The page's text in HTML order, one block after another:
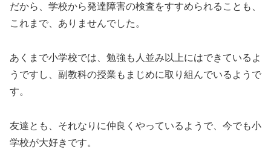
だから、学校から発達障害の検査をすすめられることも、
これまで、ありませんでした。
あくまで小学校では、勉強も人並み以上にはできているよ
うですし、副教科の授業もまじめに取り組んでいるようで
す。
友達とも、それなりに仲良くやっているようで、今でも小
学校が大好きです。